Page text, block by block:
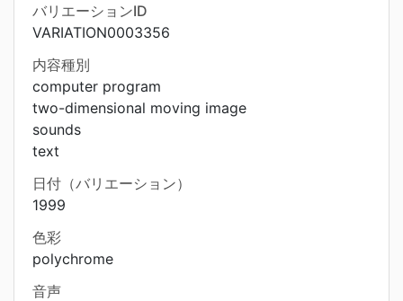
バリエーションID
VARIATION0003356
内容種別
computer program
two-dimensional moving image
sounds
text
日付（バリエーション）
1999
色彩
polychrome
音声